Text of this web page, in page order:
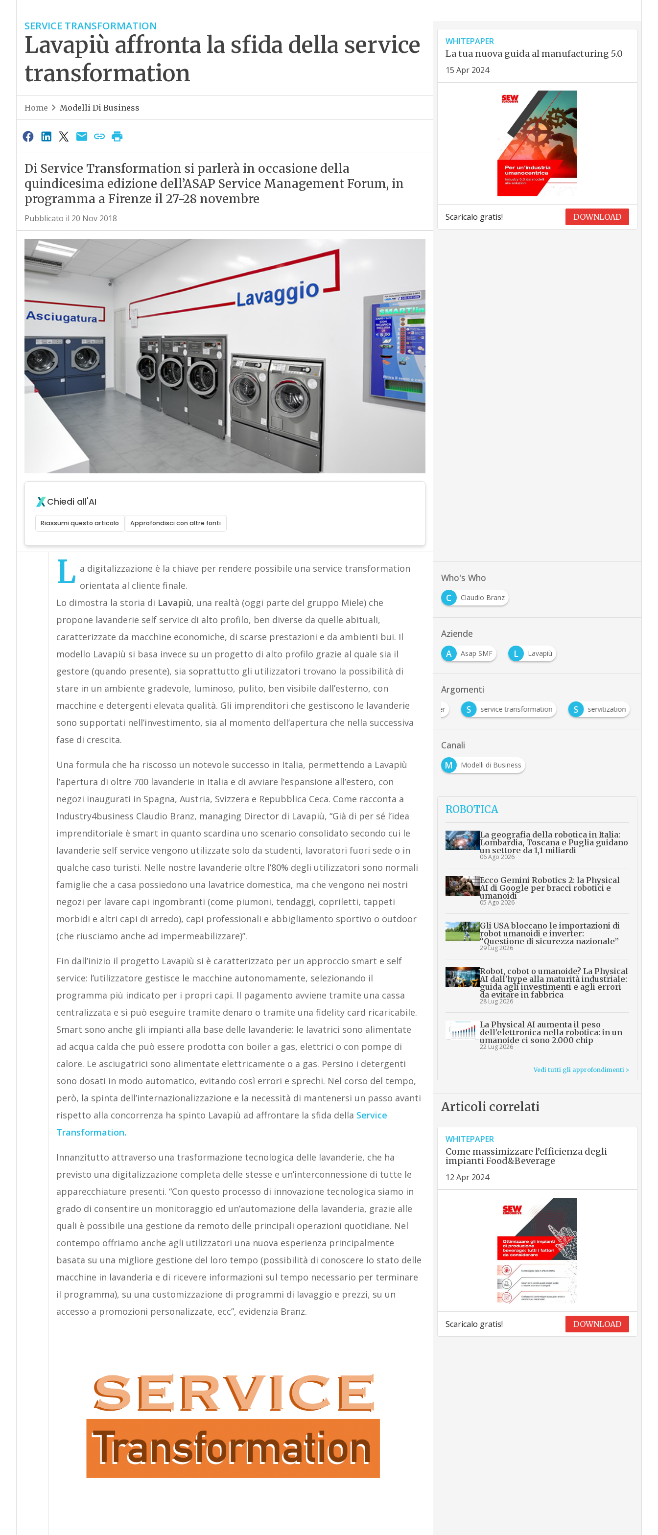
SERVICE TRANSFORMATION
Lavapiù affronta la sfida della service
transformation
Home Modelli Di Business
Di Service Transformation si parlerà in occasione della
quindicesima edizione dell’ASAP Service Management Forum, in
programma a Firenze il 27-28 novembre
Pubblicato il 20 Nov 2018
Chiedi all'AI
Riassumi questo articolo Approfondisci con altre fonti
L a digitalizzazione è la chiave per rendere possibile una service transformation
orientata al cliente finale.
Lo dimostra la storia di Lavapiù, una realtà (oggi parte del gruppo Miele) che
propone lavanderie self service di alto profilo, ben diverse da quelle abituali,
caratterizzate da macchine economiche, di scarse prestazioni e da ambienti bui. Il
modello Lavapiù si basa invece su un progetto di alto profilo grazie al quale sia il
gestore (quando presente), sia soprattutto gli utilizzatori trovano la possibilità di
stare in un ambiente gradevole, luminoso, pulito, ben visibile dall’esterno, con
macchine e detergenti elevata qualità. Gli imprenditori che gestiscono le lavanderie
sono supportati nell’investimento, sia al momento dell’apertura che nella successiva
fase di crescita.
Una formula che ha riscosso un notevole successo in Italia, permettendo a Lavapiù
l’apertura di oltre 700 lavanderie in Italia e di avviare l’espansione all’estero, con
negozi inaugurati in Spagna, Austria, Svizzera e Repubblica Ceca. Come racconta a
Industry4business Claudio Branz, managing Director di Lavapiù, “Già di per sé l’idea
imprenditoriale è smart in quanto scardina uno scenario consolidato secondo cui le
lavanderie self service vengono utilizzate solo da studenti, lavoratori fuori sede o in
qualche caso turisti. Nelle nostre lavanderie oltre l’80% degli utilizzatori sono normali
famiglie che a casa possiedono una lavatrice domestica, ma che vengono nei nostri
negozi per lavare capi ingombranti (come piumoni, tendaggi, copriletti, tappeti
morbidi e altri capi di arredo), capi professionali e abbigliamento sportivo o outdoor
(che riusciamo anche ad impermeabilizzare)”.
Fin dall’inizio il progetto Lavapiù si è caratterizzato per un approccio smart e self
service: l’utilizzatore gestisce le macchine autonomamente, selezionando il
programma più indicato per i propri capi. Il pagamento avviene tramite una cassa
centralizzata e si può eseguire tramite denaro o tramite una fidelity card ricaricabile.
Smart sono anche gli impianti alla base delle lavanderie: le lavatrici sono alimentate
ad acqua calda che può essere prodotta con boiler a gas, elettrici o con pompe di
calore. Le asciugatrici sono alimentate elettricamente o a gas. Persino i detergenti
sono dosati in modo automatico, evitando così errori e sprechi. Nel corso del tempo,
però, la spinta dell’internazionalizzazione e la necessità di mantenersi un passo avanti
rispetto alla concorrenza ha spinto Lavapiù ad affrontare la sfida della Service
Transformation.
Innanzitutto attraverso una trasformazione tecnologica delle lavanderie, che ha
previsto una digitalizzazione completa delle stesse e un’interconnessione di tutte le
apparecchiature presenti. “Con questo processo di innovazione tecnologica siamo in
grado di consentire un monitoraggio ed un’automazione della lavanderia, grazie alle
quali è possibile una gestione da remoto delle principali operazioni quotidiane. Nel
contempo offriamo anche agli utilizzatori una nuova esperienza principalmente
basata su una migliore gestione del loro tempo (possibilità di conoscere lo stato delle
macchine in lavanderia e di ricevere informazioni sul tempo necessario per terminare
il programma), su una customizzazione di programmi di lavaggio e prezzi, su un
accesso a promozioni personalizzate, ecc”, evidenzia Branz.
WHITEPAPER
La tua nuova guida al manufacturing 5.0
15 Apr 2024
Scaricalo gratis! DOWNLOAD
Who's Who
C
Claudio Branz
Aziende
A
Asap SMF L Lavapiù
Argomenti
M
Machine Builder S service transformation S servitization
Canali
M
Modelli di Business
ROBOTICA
La geografia della robotica in Italia:
Lombardia, Toscana e Puglia guidano
un settore da 1,1 miliardi
06 Ago 2026
Ecco Gemini Robotics 2: la Physical
AI di Google per bracci robotici e
umanoidi
05 Ago 2026
Gli USA bloccano le importazioni di
robot umanoidi e inverter:
“Questione di sicurezza nazionale”
29 Lug 2026
Robot, cobot o umanoide? La Physical
AI dall’hype alla maturità industriale:
guida agli investimenti e agli errori
da evitare in fabbrica
28 Lug 2026
La Physical AI aumenta il peso
dell’elettronica nella robotica: in un
umanoide ci sono 2.000 chip
22 Lug 2026
Vedi tutti gli approfondimenti >
Articoli correlati
WHITEPAPER
Come massimizzare l’efficienza degli
impianti Food&Beverage
12 Apr 2024
Scaricalo gratis! DOWNLOAD